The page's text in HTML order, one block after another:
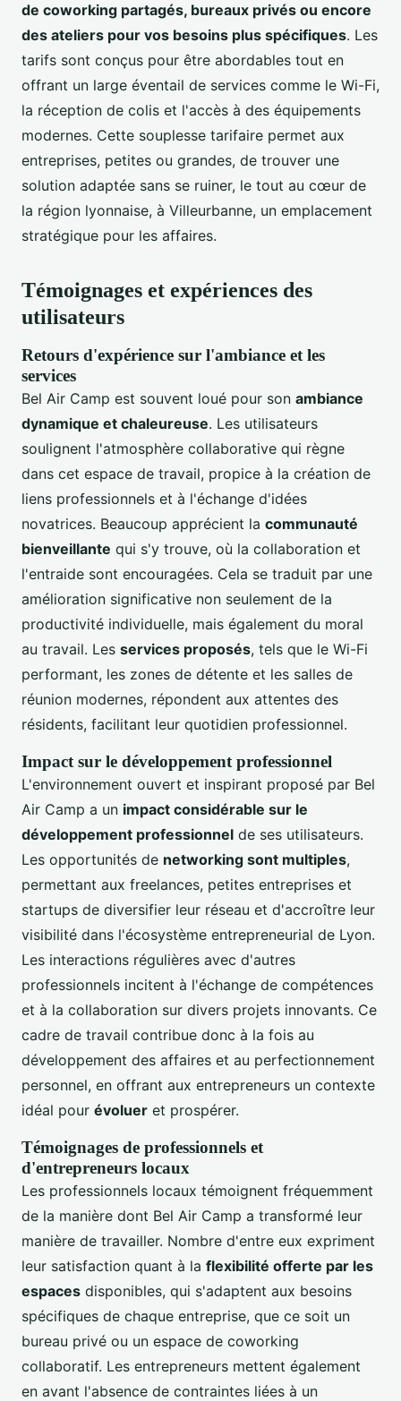
de coworking partagés, bureaux privés ou encore
des ateliers pour vos besoins plus spécifiques. Les
tarifs sont conçus pour être abordables tout en
offrant un large éventail de services comme le Wi-Fi,
la réception de colis et l'accès à des équipements
modernes. Cette souplesse tarifaire permet aux
entreprises, petites ou grandes, de trouver une
solution adaptée sans se ruiner, le tout au cœur de
la région lyonnaise, à Villeurbanne, un emplacement
stratégique pour les affaires.
Témoignages et expériences des
utilisateurs
Retours d'expérience sur l'ambiance et les
services
Bel Air Camp est souvent loué pour son ambiance
dynamique et chaleureuse. Les utilisateurs
soulignent l'atmosphère collaborative qui règne
dans cet espace de travail, propice à la création de
liens professionnels et à l'échange d'idées
novatrices. Beaucoup apprécient la communauté
bienveillante qui s'y trouve, où la collaboration et
l'entraide sont encouragées. Cela se traduit par une
amélioration significative non seulement de la
productivité individuelle, mais également du moral
au travail. Les services proposés, tels que le Wi-Fi
performant, les zones de détente et les salles de
réunion modernes, répondent aux attentes des
résidents, facilitant leur quotidien professionnel.
Impact sur le développement professionnel
L'environnement ouvert et inspirant proposé par Bel
Air Camp a un impact considérable sur le
développement professionnel de ses utilisateurs.
Les opportunités de networking sont multiples,
permettant aux freelances, petites entreprises et
startups de diversifier leur réseau et d'accroître leur
visibilité dans l'écosystème entrepreneurial de Lyon.
Les interactions régulières avec d'autres
professionnels incitent à l'échange de compétences
et à la collaboration sur divers projets innovants. Ce
cadre de travail contribue donc à la fois au
développement des affaires et au perfectionnement
personnel, en offrant aux entrepreneurs un contexte
idéal pour évoluer et prospérer.
Témoignages de professionnels et
d'entrepreneurs locaux
Les professionnels locaux témoignent fréquemment
de la manière dont Bel Air Camp a transformé leur
manière de travailler. Nombre d'entre eux expriment
leur satisfaction quant à la flexibilité offerte par les
espaces disponibles, qui s'adaptent aux besoins
spécifiques de chaque entreprise, que ce soit un
bureau privé ou un espace de coworking
collaboratif. Les entrepreneurs mettent également
en avant l'absence de contraintes liées à un